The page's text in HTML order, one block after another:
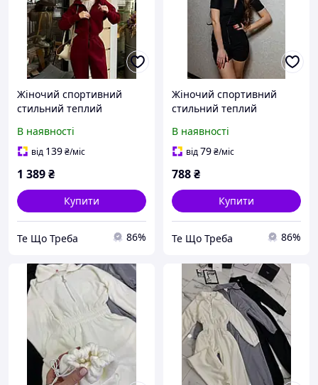
Жіночий спортивний
стильний теплий
46-48
В наявності
від 139₴/міс
1 389₴
Купити
Те Що Треба 86%
Жіночий спортивний
стильний теплий
46-48
В наявності
від79₴/міс
788₴
Купити
Те Що Треба 86%